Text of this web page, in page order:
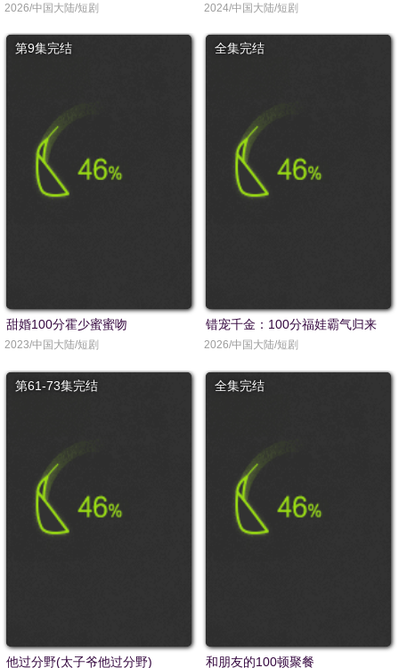
2026/中国大陆/短剧 2024/中国大陆/短剧
第9集完结
甜婚100分霍少蜜蜜吻
2023/中国大陆/短剧
全集完结
错宠千金：100分福娃霸气归来
2026/中国大陆/短剧
第61-73集完结
他过分野(太子爷他过分野)
全集完结
和朋友的100顿聚餐